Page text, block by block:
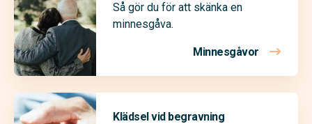
Så gör du för att skänka en
minnesgåva.
Minnesgåvor
Klädsel vid begravning